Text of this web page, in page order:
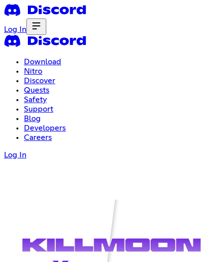
Log In
Download
Nitro
Discover
Quests
Safety
Support
Blog
Developers
Careers
Log In